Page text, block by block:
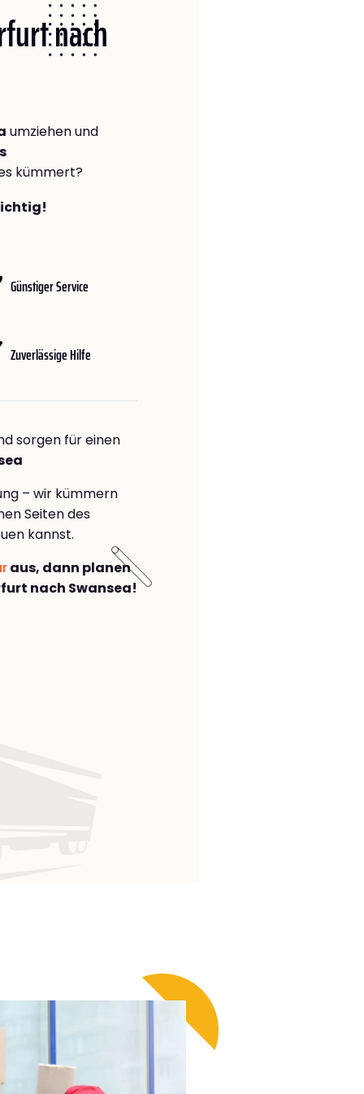
nach
umziehen und
kümmert?
Günstiger Service
Zuverlässige Hilfe
sorgen für einen
– wir kümmern
Seiten des
kannst.
aus, dann planen
nach Swansea!